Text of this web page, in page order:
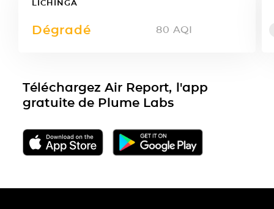
LICHINGA
Dégradé 80 AQI
Téléchargez Air Report, l'app
gratuite de Plume Labs